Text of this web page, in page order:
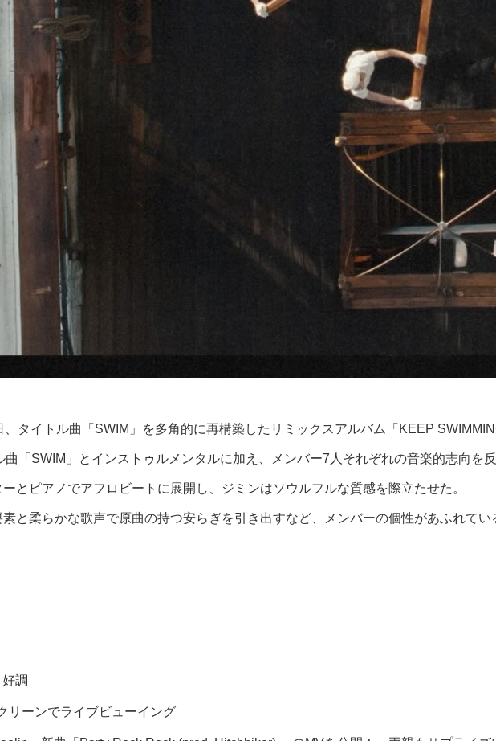
タイトル曲「SWIM」を多角的に再構築したリミックスアルバム「KEEP
「SWIM」とインストゥルメンタルに加え、メンバー7人それぞれの音楽的志向を
とピアノでアフロビートに展開し、ジミンはソウルフルな質感を際立たせた。
と柔らかな歌声で原曲の持つ安らぎを引き出すなど、メンバーの個性があふれてい
調
リーンでライブビューイング